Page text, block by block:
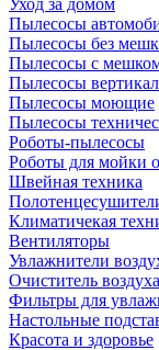
Уход за домом
Пылесосы
Пылесосы без
Пылесосы с
Пылесосы
Пылесосы моющие
Пылесосы
Роботы-пылесосы
Роботы для мойки
Швейная техника
Климатичекая
Вентиляторы
Увлажнители
Очиститель воздуха
Фильтры для
Настольные
Красота и здоровье